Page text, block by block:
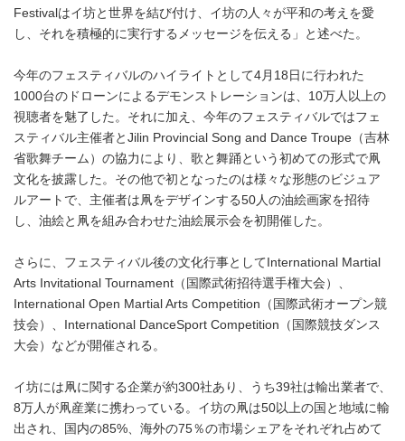
Festivalはイ坊と世界を結び付け、イ坊の人々が平和の考えを愛
し、それを積極的に実行するメッセージを伝える」と述べた。
今年のフェスティバルのハイライトとして4月18日に行われた
1000台のドローンによるデモンストレーションは、10万人以上の
視聴者を魅了した。それに加え、今年のフェスティバルではフェ
スティバル主催者とJilin Provincial Song and Dance Troupe（吉林
省歌舞チーム）の協力により、歌と舞踊という初めての形式で凧
文化を披露した。その他で初となったのは様々な形態のビジュア
ルアートで、主催者は凧をデザインする50人の油絵画家を招待
し、油絵と凧を組み合わせた油絵展示会を初開催した。
さらに、フェスティバル後の文化行事としてInternational Martial
Arts Invitational Tournament（国際武術招待選手権大会）、
International Open Martial Arts Competition（国際武術オープン競
技会）、International DanceSport Competition（国際競技ダンス
大会）などが開催される。
イ坊には凧に関する企業が約300社あり、うち39社は輸出業者で、
8万人が凧産業に携わっている。イ坊の凧は50以上の国と地域に輸
出され、国内の85%、海外の75％の市場シェアをそれぞれ占めて